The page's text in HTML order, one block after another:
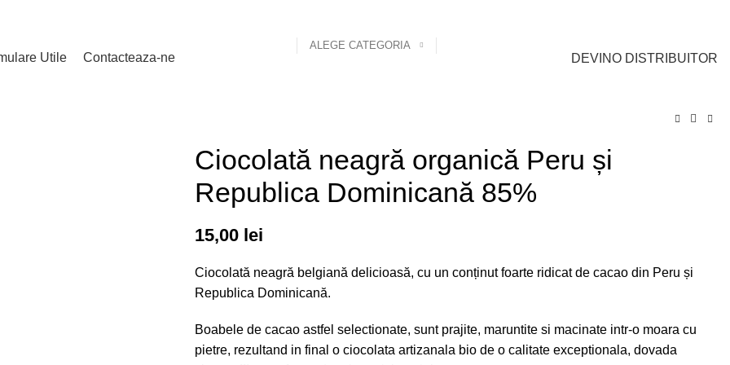
ALEGE CATEGORIA
Utile Contacteaza-ne DEVINO DISTRIBUITOR
Ciocolată neagră organică Peru și
Republica Dominicană 85%
15,00 lei
Ciocolată neagră belgiană delicioasă, cu un conținut foarte ridicat de cacao din Peru și
Republica Dominicană.
Boabele de cacao astfel selectionate, sunt prajite, maruntite si macinate intr-o moara cu
pietre, rezultand in final o ciocolata artizanala bio de o calitate exceptionala, dovada